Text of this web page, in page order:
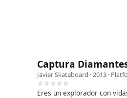
Captura
Javier Skateboard · 2013 ·
☆☆☆☆☆
Eres un explorador con